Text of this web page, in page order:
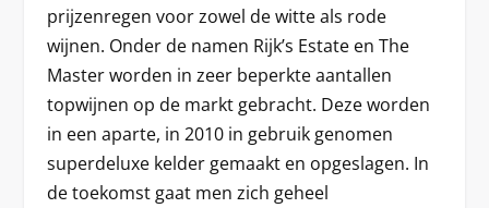
prijzenregen voor zowel de witte als rode
wijnen. Onder de namen Rijk’s Estate en The
Master worden in zeer beperkte aantallen
topwijnen op de markt gebracht. Deze worden
in een aparte, in 2010 in gebruik genomen
superdeluxe kelder gemaakt en opgeslagen. In
de toekomst gaat men zich geheel